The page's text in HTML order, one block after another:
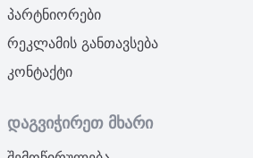
პარტნიორები
რეკლამის განთავსება
კონტაქტი
დაგვიჭირეთ მხარი